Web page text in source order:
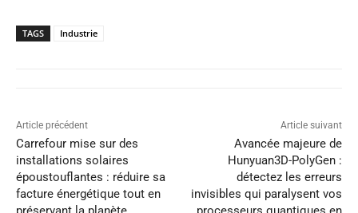
TAGS Industrie
Article précédent
Carrefour mise sur des
installations solaires
époustouflantes : réduire sa
facture énergétique tout en
Article suivant
Avancée majeure de
Hunyuan3D-PolyGen :
détectez les erreurs
invisibles qui paralysent vos